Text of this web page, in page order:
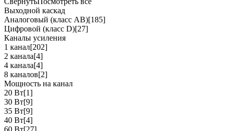
Выходной каскад
Аналоговый (класс АВ)[185]
Цифровой (класс D)[27]
Каналы усиления
1 канал[202]
2 канала[4]
4 канала[4]
8 каналов[2]
Мощность на канал
20 Вт[1]
30 Вт[9]
35 Вт[9]
40 Вт[4]
60 Вт[27]